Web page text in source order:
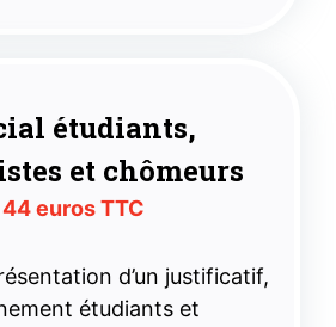
étudiants,
et chômeurs
euros TTC
d’un justificatif,
étudiants et